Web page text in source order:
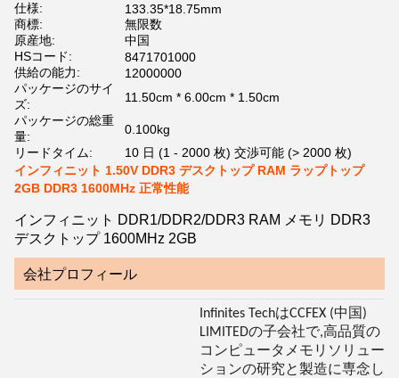
仕様:
133.35*18.75mm
商標:
無限数
原産地:
中国
HSコード:
8471701000
供給の能力:
12000000
パッケージのサイ
ズ:
11.50cm * 6.00cm * 1.50cm
パッケージの総重
量:
0.100kg
リードタイム:
10 日 (1 - 2000 枚) 交渉可能 (> 2000 枚)
インフィニット 1.50V DDR3 デスクトップ RAM ラップトップ
2GB DDR3 1600MHz 正常性能
インフィニット DDR1/DDR2/DDR3 RAM メモリ DDR3
デスクトップ 1600MHz 2GB
会社プロフィール
Infinites TechはCCFEX (中国)
LIMITEDの子会社で,高品質の
コンピュータメモリソリュー
ションの研究と製造に専念し